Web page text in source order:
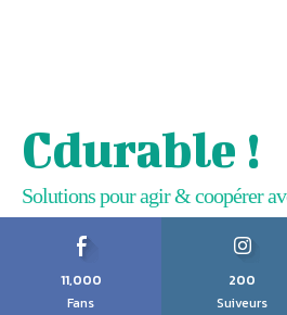
Cdurable !
Solutions pour agir & coopérer
11,000
Fans
200
Suiveurs